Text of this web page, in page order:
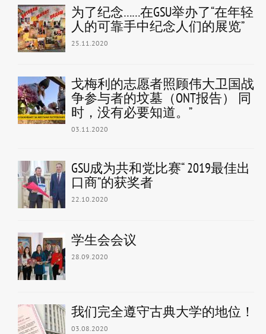
为了纪念……在GSU举办了“在年轻
人的可靠手中纪念人们的展览”
25.11.2020
戈梅利的志愿者照顾伟大卫国战
争参与者的坟墓（ONT报告） 同
时，没有必要知道。”
03.11.2020
GSU成为共和党比赛“ 2019最佳出
口商”的获奖者
22.10.2020
学生会会议
28.09.2020
我们完全遵守古典大学的地位！
03.08.2020